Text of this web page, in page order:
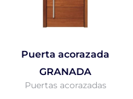
Puerta acorazada
GRANADA
Puertas acorazadas